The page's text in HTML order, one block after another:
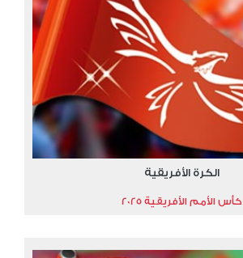
الكرة الأفريقية
كأس الأمم الأفريقية 2025